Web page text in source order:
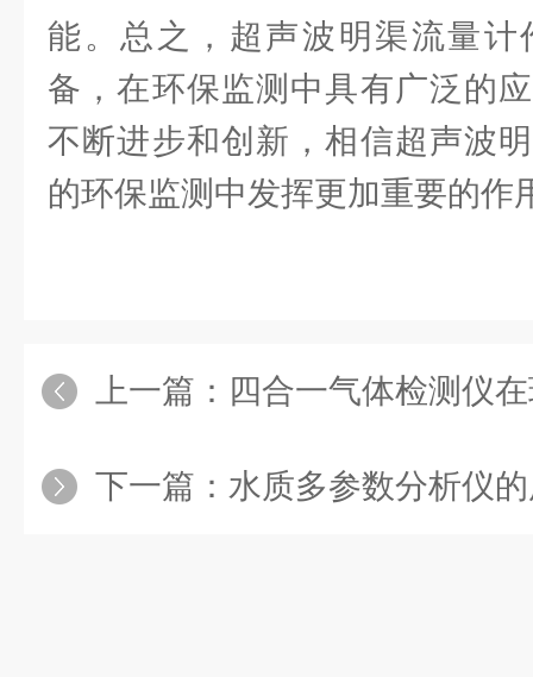
能。总之，超声波明渠流量计
备，在环保监测中具有广泛的
不断进步和创新，相信超声波
的环保监测中发挥更加重要的作
上一篇： 四合一气体检测仪在
下一篇： 水质多参数分析仪